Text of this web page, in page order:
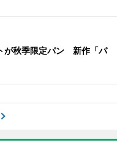
が秋季限定パン 新作「パ